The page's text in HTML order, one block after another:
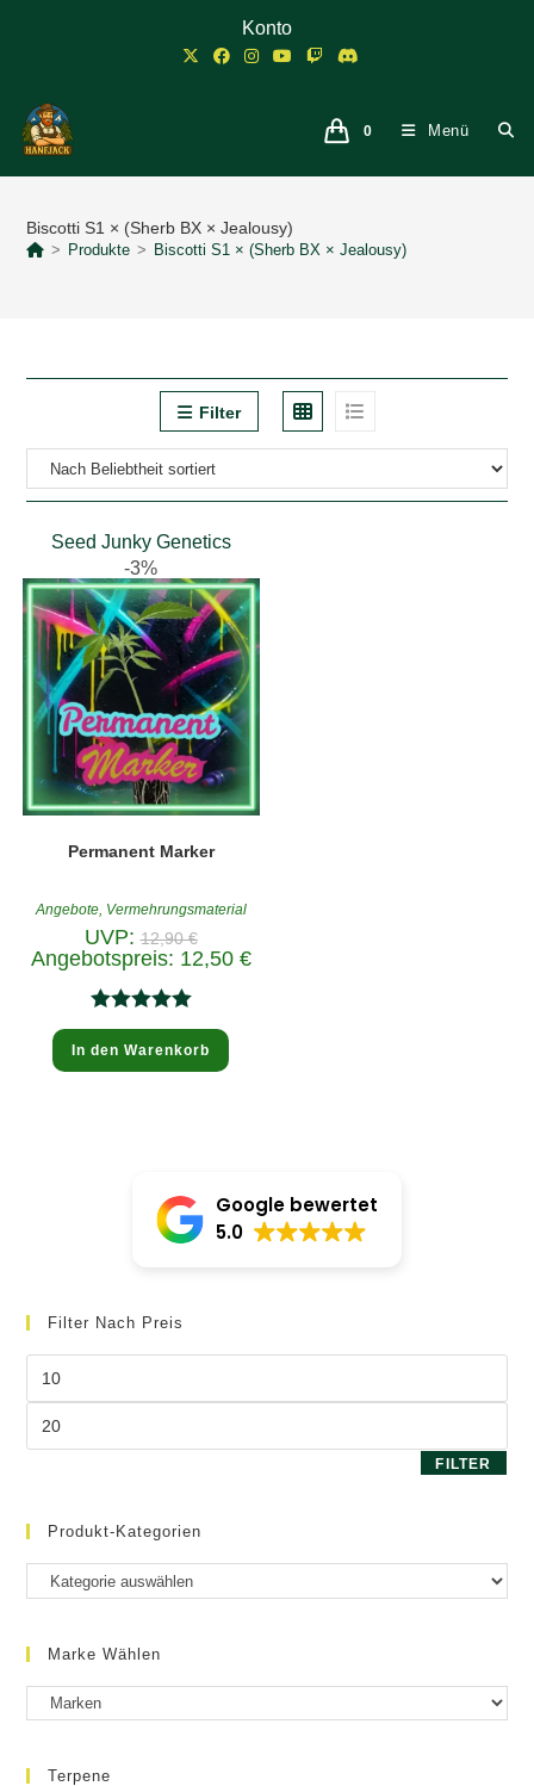
Konto
0 Menü
Biscotti S1 × (Sherb BX × Jealousy)
> Produkte > Biscotti S1 × (Sherb BX × Jealousy)
Filter
Seed Junky Genetics
-3%
Permanent Marker
Angebote, Vermehrungsmaterial
UVP: 12,90€Ursprünglicher
Preis
war:
Angebotspreis: 12,50 €Aktueller
Preis
Bewertet
mit5.00
In den Warenkorb
Google bewertet
5.0
Filter Nach Preis
FILTER
Produkt-Kategorien
Marke Wählen
Terpene